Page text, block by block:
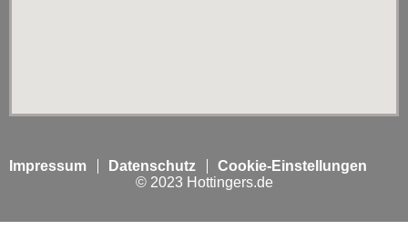
Impressum Datenschutz
Cookie-Einstellungen
© 2023 Hottingers.de